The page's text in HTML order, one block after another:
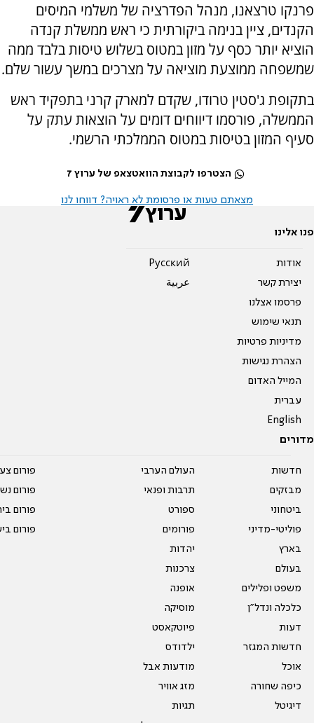
פרנקו טרצאנו, מנהל הפדרציה של משלמי המיסים
הקנדים, ציין בנימה ביקורתית כי ראש ממשלת קנדה
הוציא יותר כסף על מזון במטוס בשלוש טיסות בלבד ממה
שמשפחה ממוצעת מוציאה על מצרכים במשך עשור שלם.
בתקופת ג'סטין טרודו, שקדם למארק קרני בתפקיד ראש
הממשלה, פורסמו דיווחים דומים על הוצאות עתק על
סעיף המזון בטיסות במטוס הממלכתי הרשמי.
הצטרפו לקבוצת הוואטצאפ של ערוץ 7
מצאתם טעות או פרסומת לא ראויה? דווחו לנו
פנו אלינו
אודות
יצירת קשר
פרסמו אצלנו
תנאי שימוש
מדיניות פרטיות
הצהרת נגישות
המייל האדום
עברית
English
Pусский
عربية
מדורים
חדשות
מבזקים
ביטחוני
פוליטי-מדיני
בארץ
בעולם
משפט ופלילים
כלכלה ונדל"ן
דעות
חדשות המגזר
אוכל
כיפה שחורה
דיגיטל
העולם הערבי
תרבות ופנאי
ספורט
פורומים
יהדות
צרכנות
אופנה
מוסיקה
פיוטקאסט
ילדודס
מודעות אבל
מזג אוויר
תגיות
פורום
פורום
פורום
פורום